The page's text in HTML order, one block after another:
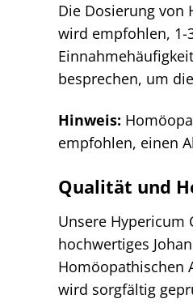
Die Dosierung von
wird empfohlen, 1-
besprechen, um
Hinweis:
empfohlen, einen
Qualität und
Unsere Hypericum
hochwertiges
Homöopathischen
wird sorgfältig